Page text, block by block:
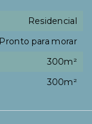
Residencial
Pronto para morar
300m²
300m²